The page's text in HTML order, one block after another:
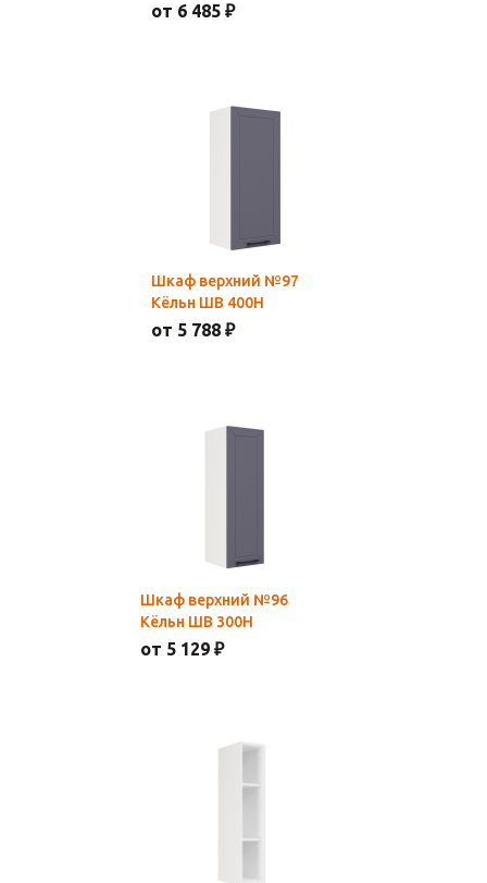
от 6 485 ₽
Шкаф верхний №97
Кёльн ШВ 400Н
от 5 788 ₽
Шкаф верхний №96
Кёльн ШВ 300Н
от 5 129 ₽